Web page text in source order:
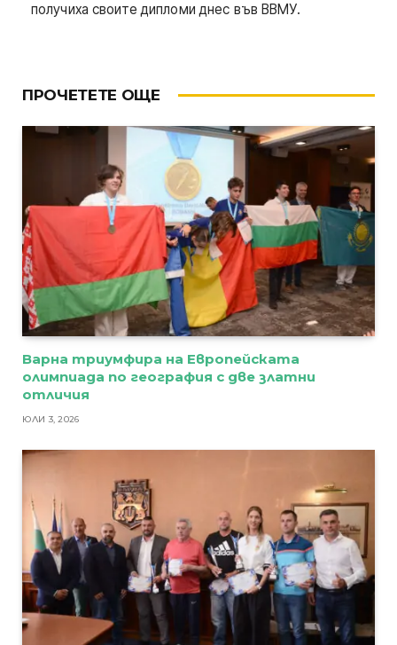
получиха своите дипломи днес във ВВМУ.
ПРОЧЕТЕТЕ ОЩЕ
Варна триумфира на Европейската
олимпиада по география с две златни
отличия
ЮЛИ 3, 2026